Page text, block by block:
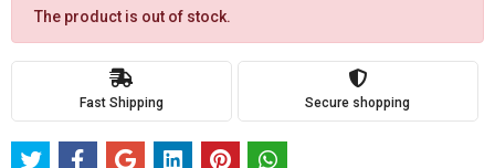
The product is out of stock.
Fast Shipping Secure shopping